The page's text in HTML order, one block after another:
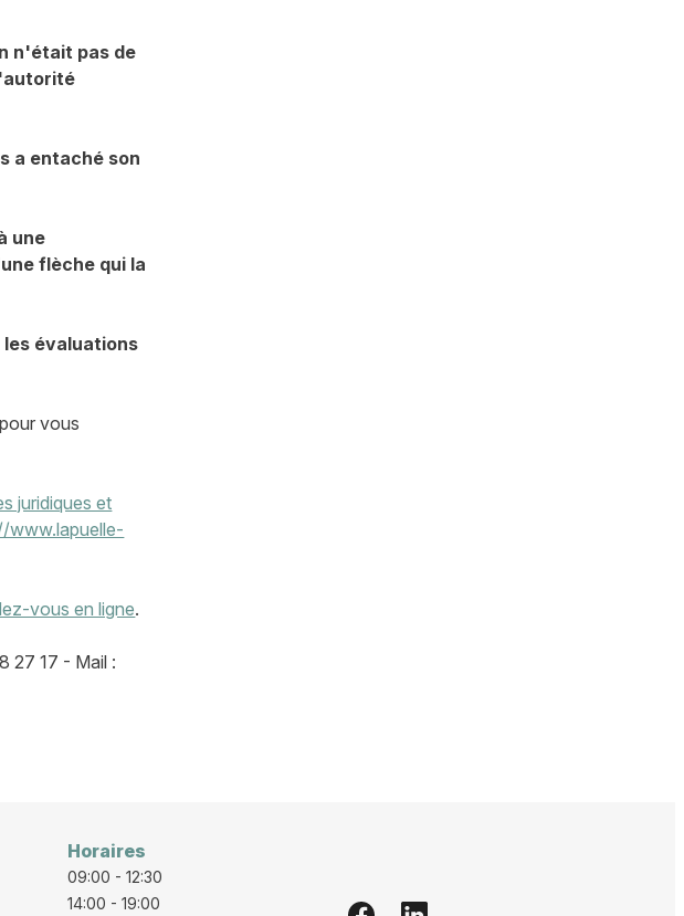
n'était pas de
a entaché son
une
flèche qui la
évaluations
vous
juridiques et
www.lapuelle-
vous en ligne.
27 17 - Mail :
Horaires
09:00 - 12:30
14:00 - 19:00